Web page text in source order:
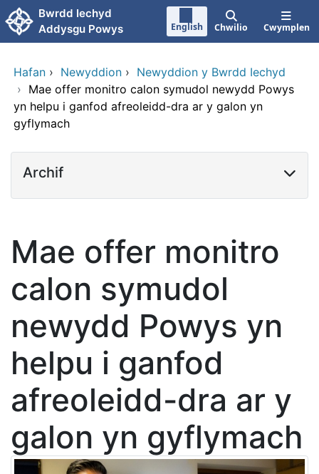
Neidio i'r prif gynnwy
Bwrdd Iechyd
Addysgu Powys
English Chwilio Cwymplen
Hafan › Newyddion › Newyddion y Bwrdd Iechyd
› Mae offer monitro calon symudol newydd Powys
yn helpu i ganfod afreoleidd-dra ar y galon yn
gyflymach
Archif
Mae offer monitro
calon symudol
newydd Powys yn
helpu i ganfod
afreoleidd-dra ar y
galon yn gyflymach